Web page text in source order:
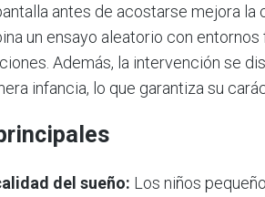
antes de acostarse mejora la
un ensayo aleatorio con
Además, la intervención se
infancia, lo que garantiza su
del sueño: Los niños